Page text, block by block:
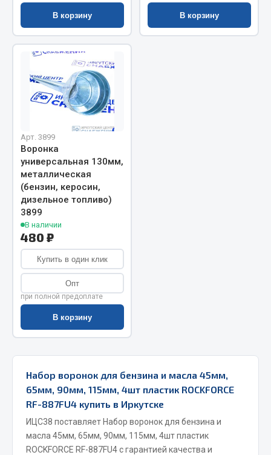
Двигатель
Система питания
Система выпуска газа
Система охлаждения
Сцепление
Коробка передач
Коробка передач ZF
Весь раздел
Запчасти МАЗ
Система питания
Подвеска
Тормозная система
Окно ветровое
Двигатель
Электрооборудование
Весь раздел
Запчасти Урал
Двигатель
В корзину В корзину
Арт. 3899
Воронка
универсальная 130мм,
металлическая
(бензин, керосин,
дизельное топливо)
3899
В наличии
480 ₽
Купить в один клик
Опт
при полной предоплате
В корзину
Набор воронок для бензина и масла 45мм,
65мм, 90мм, 115мм, 4шт пластик ROCKFORCE
RF-887FU4 купить в Иркутске
ИЦС38 поставляет Набор воронок для бензина и
масла 45мм, 65мм, 90мм, 115мм, 4шт пластик
ROCKFORCE RF-887FU4 с гарантией качества и